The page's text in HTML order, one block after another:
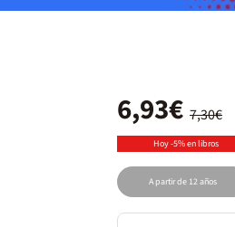
7,30€
6,93€
Hoy -5% en libros
A partir de 12 años